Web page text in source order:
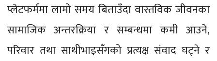
प्लेटफर्ममा लामो समय बिताउँदा वास्तविक जीवनका
सामाजिक अन्तरक्रिया र सम्बन्धमा कमी आउने,
परिवार तथा साथीभाइसँगको प्रत्यक्ष संवाद घट्ने र